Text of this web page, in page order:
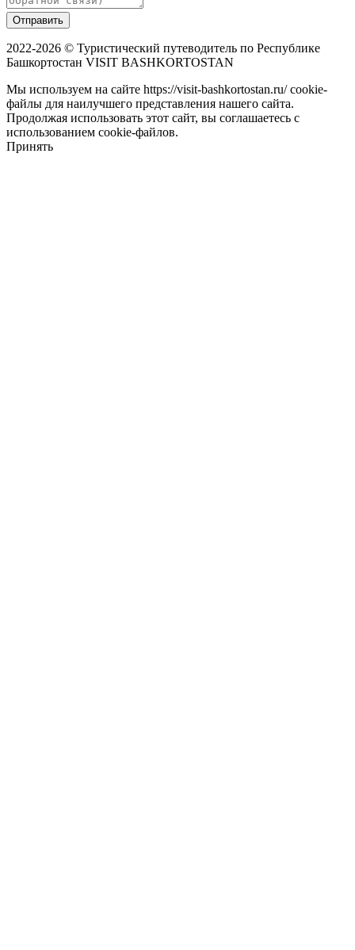
Отправить
2022-2026 © Туристический путеводитель по Республике
Башкортостан VISIT BASHKORTOSTAN
Мы используем на сайте https://visit-bashkortostan.ru/ cookie-
файлы для наилучшего представления нашего сайта.
Продолжая использовать этот сайт, вы соглашаетесь с
использованием cookie-файлов.
Принять